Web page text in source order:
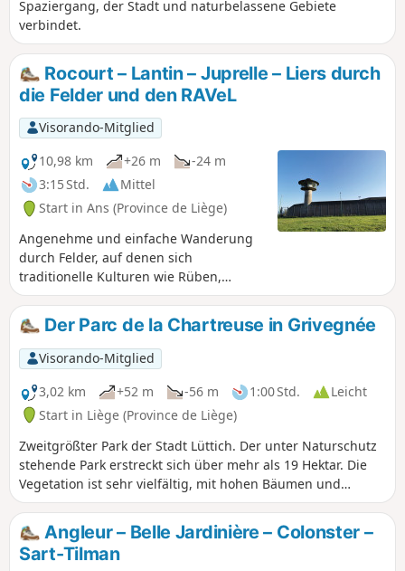
Spaziergang, der Stadt und naturbelassene Gebiete
verbindet.
Rocourt – Lantin – Juprelle – Liers durch
die Felder und den RAVeL
Visorando-Mitglied
10,98 km
+26 m
-24 m
3:15 Std.
Mittel
Start in Ans (Province de Liège)
Angenehme und einfache Wanderung
durch Felder, auf denen sich
traditionelle Kulturen wie Rüben,
Weizen und Wintergerste abwechseln,
manchmal unterbrochen von Kartoffel-,
Mais- oder sogar Leinsfeldern. Die
Wanderung führt vorbei am berühmten
Gefängnis von Lantin und dem Fort de
Lantin (eine der zwölf Festungen, die
Ende des 19. Jahrhunderts zur
Verteidigung von Lüttich errichtet
wurden) und kehrt über den RAVeL
(Réseau Autonome des Voies Lentes,
autonomes Netz für langsame
Fortbewegungsmittel), der auf der
ehemaligen Eisenbahnstrecke Liers-Ans
gebaut wurde, zum Ausgangspunkt
zurück.
Der Parc de la Chartreuse in Grivegnée
Visorando-Mitglied
3,02 km
+52 m -56 m 1:00 Std.
Leicht
Start in Liège (Province de Liège)
Zweitgrößter Park der Stadt Lüttich. Der unter Naturschutz
stehende Park erstreckt sich über mehr als 19 Hektar. Die
Vegetation ist sehr vielfältig, mit hohen Bäumen und
Heideflächen auf einem teilweise hügeligen Gelände mit
einigen schönen Aussichtspunkten auf die Stadt. Ein idealer
Ort für einen Spaziergang mit oder ohne Hund.
Angleur – Belle Jardinière – Colonster –
Sart-Tilman